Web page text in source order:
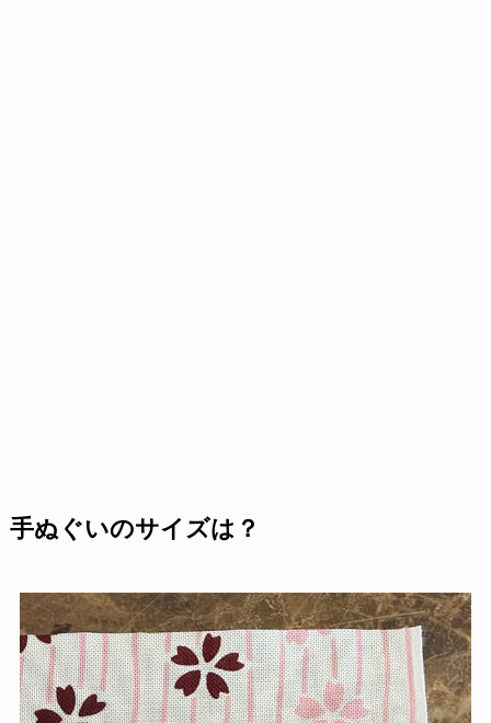
手ぬぐいのサイズは？